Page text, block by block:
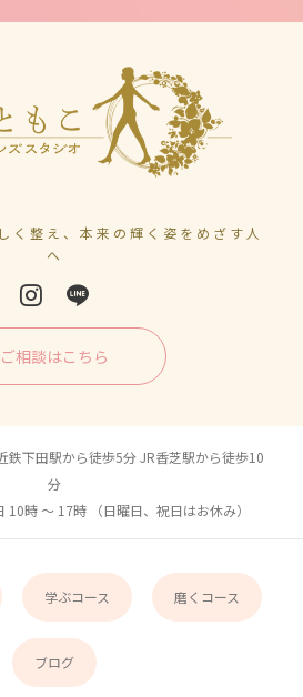
く整え、本来の輝く姿をめざす人
へ
ご相談はこちら
鉄下田駅から徒歩5分 JR香芝駅から徒歩10
分
10時 〜 17時 （日曜日、祝日はお休み）
学ぶコース 磨くコース
ブログ